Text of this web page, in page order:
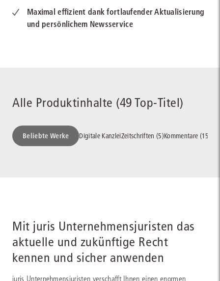
Maximal effizient dank fortlaufender Aktualisierung
und persönlichem Newsservice
Alle Produktinhalte (49 Top-Titel)
Beliebte Werke Digitale KanzleiZeitschriften (5)Kommentare (15)
Mit juris Unternehmensjuristen das
aktuelle und zukünftige Recht
kennen und sicher anwenden
juris Unternehmensjuristen verschafft Ihnen einen enormen